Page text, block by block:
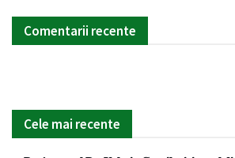
Comentarii recente
Cele mai recente